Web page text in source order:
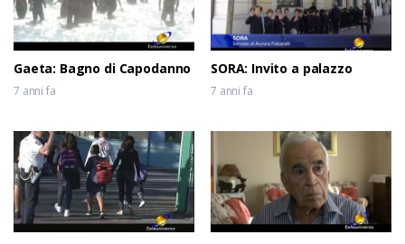
Gaeta: Bagno di Capodanno
7 anni fa
SORA: Invito a palazzo
7 anni fa